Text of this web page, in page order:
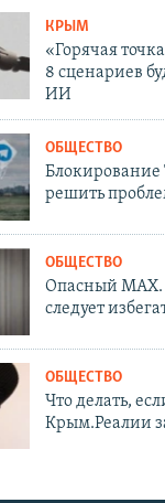
КРЫМ
«Горячая
8 сценариев
ИИ
ОБЩЕСТВО
Блокирование
решить
ОБЩЕСТВО
Опасный MAX.
следует
ОБЩЕСТВО
Что делать,
Крым.Реалии